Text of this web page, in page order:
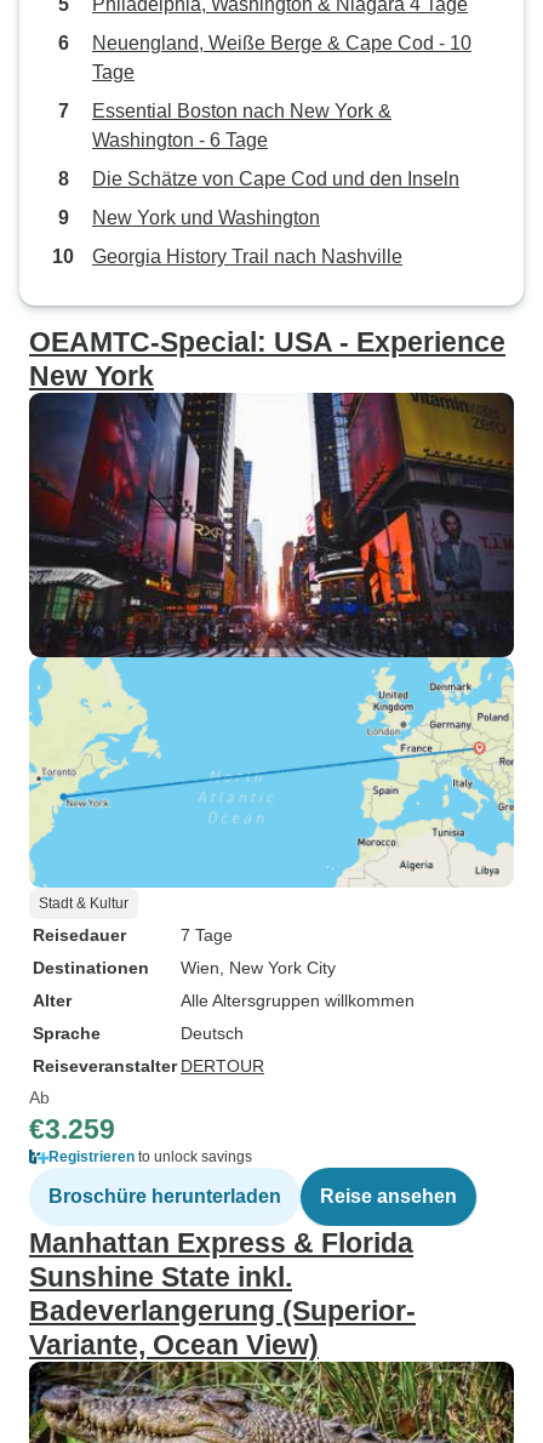
Philadelphia, Washington & Niagara 4 Tage
Neuengland, Weiße Berge & Cape Cod - 10
Tage
Essential Boston nach New York &
Washington - 6 Tage
Die Schätze von Cape Cod und den Inseln
New York und Washington
Georgia History Trail nach Nashville
OEAMTC-Special: USA - Experience
New York
Stadt & Kultur
Reisedauer
7 Tage
Destinationen
Wien , New York City
Alter
Alle Altersgruppen willkommen
Sprache
Deutsch
Reiseveranstalter DERTOUR
Ab
€3.259
Registrieren to unlock savings
Broschüre herunterladen Reise ansehen
Manhattan Express & Florida
Sunshine State inkl.
Badeverlangerung (Superior-
Variante, Ocean View)